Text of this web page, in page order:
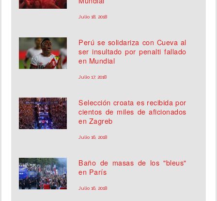
Julio 18, 2018
Perú se solidariza con Cueva al
ser insultado por penalti fallado
en Mundial
Julio 17, 2018
Selección croata es recibida por
cientos de miles de aficionados
en Zagreb
Julio 16, 2018
Baño de masas de los "bleus"
en París
Julio 16, 2018